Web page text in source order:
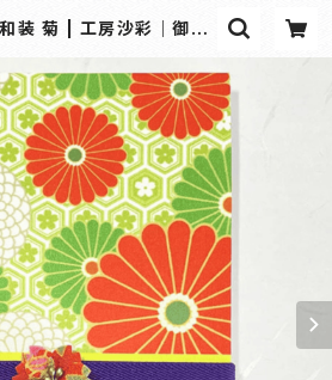
装 菊 | 工房沙彩｜御朱